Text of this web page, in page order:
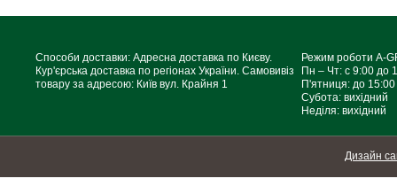
Способи доставки: Адресна доставка по Києву.
Кур'єрська доставка по регіонах України. Самовивіз
товару за адресою: Київ вул. Крайня 1
Режим роботи A-
Пн – Чт: с 9:00 до
П'ятниця: до 15:00
Субота: вихідний
Неділя: вихідний
Дизайн